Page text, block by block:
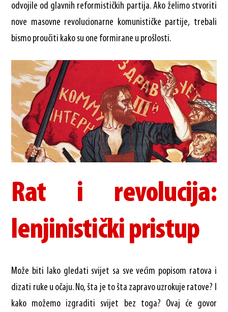
odvojile od glavnih reformističkih partija. Ako želimo stvoriti
nove masovne revolucionarne komunističke partije, trebali
bismo proučiti kako su one formirane u prošlosti.
Rat i revolucija:
lenjinistički pristup
Može biti lako gledati svijet sa sve većim popisom ratova i
dizati ruke u očaju. No, šta je to šta zapravo uzrokuje ratove? I
kako možemo izgraditi svijet bez toga? Ovaj će govor